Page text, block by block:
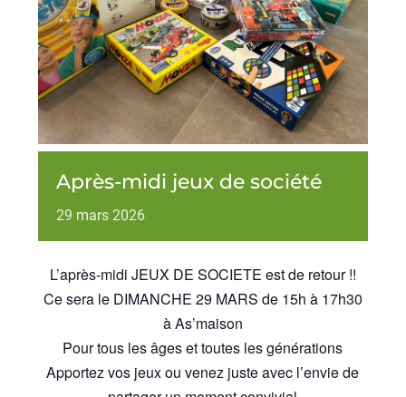
Après-midi jeux de société
29 mars 2026
L’après-midi JEUX DE SOCIETE est de retour !!
Ce sera le DIMANCHE 29 MARS de 15h à 17h30
àAs’maison
Pour tous les âges et toutes les générations
Apportez vos jeux ou venez juste avec l’envie de